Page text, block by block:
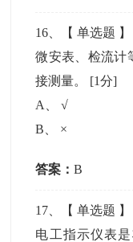
16 、【单选题 】
微安表、检流计
接测量。 [1分]
A
、√
B
×
答案：B
17 、【单选题 】
电工指示仪表